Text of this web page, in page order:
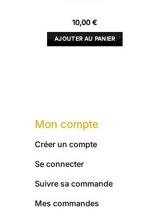
10,00€
AJOUTER AU PANIER
Mon compte
Créer un compte
Se connecter
Suivre sa commande
Mes commandes